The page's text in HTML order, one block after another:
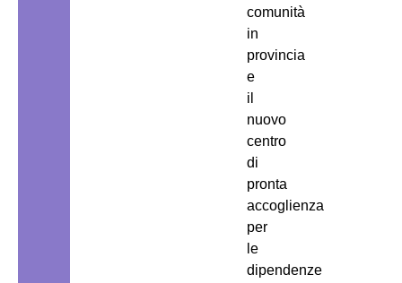
comunità
in
provincia
e
il
nuovo
centro
di
pronta
accoglienza
per
le
dipendenze